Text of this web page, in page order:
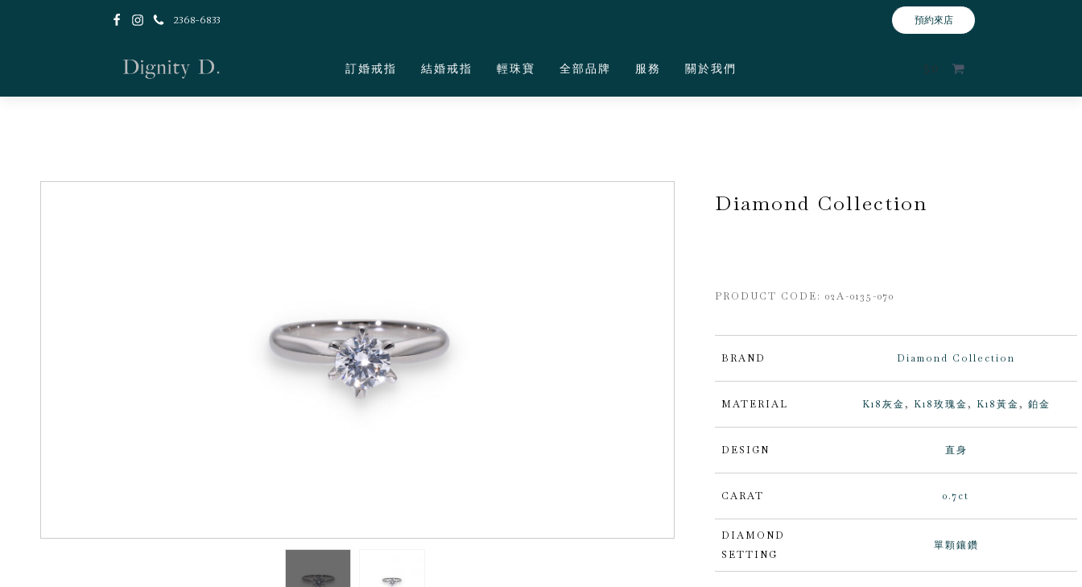
2368-6833 預約來店
訂婚戒指 結婚戒指 輕珠寶 全部品牌 服務 關於我們 $ 0
Diamond Collection
PRODUCT CODE: 02A-0135-070
BRAND Diamond Collection
MATERIAL K18灰金, K18玫瑰金, K18黃金, 鉑金
DESIGN 直身
CARAT 0.7ct
DIAMOND
SETTING
單顆鑲鑽